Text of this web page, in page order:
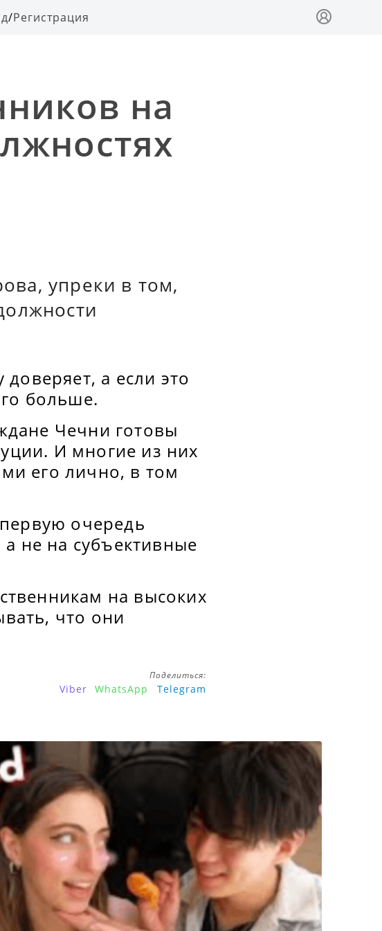
/Регистрация
на
упреки в том,
а если это
больше.
Чечни готовы
И многие из них
его лично, в том
очередь
не на субъективные
на высоких
что они
Поделиться:
Viber WhatsApp Telegram